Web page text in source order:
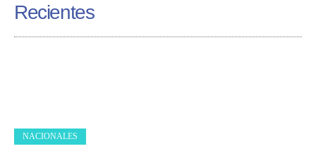
Recientes
NACIONALES